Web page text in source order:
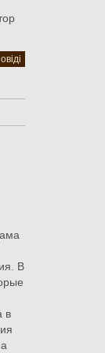
В
в